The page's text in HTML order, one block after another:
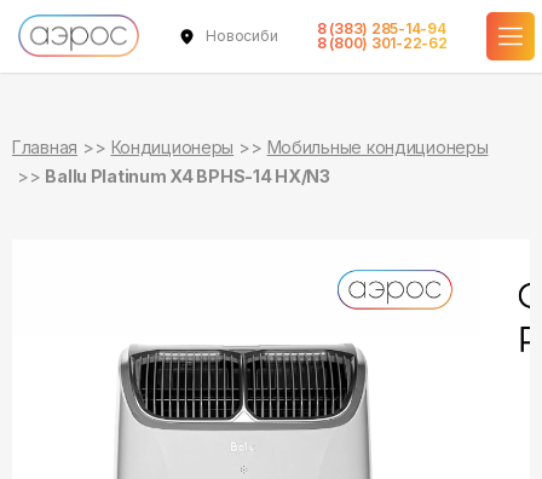
Новосибирск
8 (383) 285-14-94
8 (800) 301-22-62
Главная Кондиционеры
Мобильные кондиционеры
Ballu Platinum X4 BPHS-14 HX/N3
в наличии
в наличии